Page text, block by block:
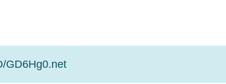
GD6Hg0.net